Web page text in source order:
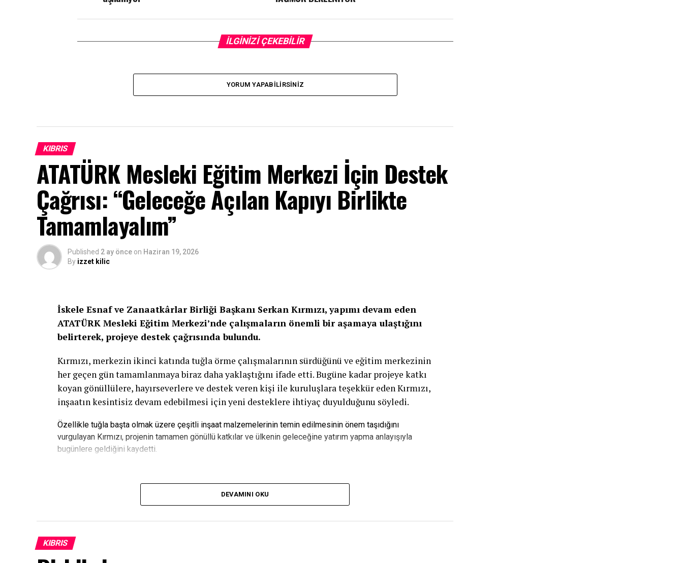
İLGİNİZİ ÇEKEBİLİR
YORUM YAPABILIRSINIZ
KIBRIS
ATATÜRK Mesleki Eğitim Merkezi İçin Destek
Çağrısı: “Geleceğe Açılan Kapıyı Birlikte
Tamamlayalım”
Published 2 ay önce on Haziran 19, 2026
By izzet kilic
İskele Esnaf ve Zanaatkârlar Birliği Başkanı Serkan Kırmızı, yapımı devam eden
ATATÜRK Mesleki Eğitim Merkezi’nde çalışmaların önemli bir aşamaya ulaştığını
belirterek, projeye destek çağrısında bulundu.
Kırmızı, merkezin ikinci katında tuğla örme çalışmalarının sürdüğünü ve eğitim merkezinin
her geçen gün tamamlanmaya biraz daha yaklaştığını ifade etti. Bugüne kadar projeye katkı
koyan gönüllülere, hayırseverlere ve destek veren kişi ile kuruluşlara teşekkür eden Kırmızı,
inşaatın kesintisiz devam edebilmesi için yeni desteklere ihtiyaç duyulduğunu söyledi.
Özellikle tuğla başta olmak üzere çeşitli inşaat malzemelerinin temin edilmesinin önem taşıdığını
vurgulayan Kırmızı, projenin tamamen gönüllü katkılar ve ülkenin geleceğine yatırım yapma anlayışıyla
bugünlere geldiğini kaydetti.
“Bu Proje Gençlerin Geleceğine Yapılan Yatırımdır”
ayakları üzerinde durabileceği önemli bir eğitim yuvası olacağını söyledi.
DEVAMINI OKU
KIBRIS